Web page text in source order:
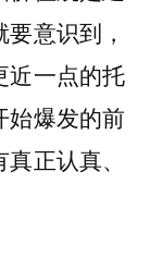
意识到，
近一点的托
始爆发的前
正认真、